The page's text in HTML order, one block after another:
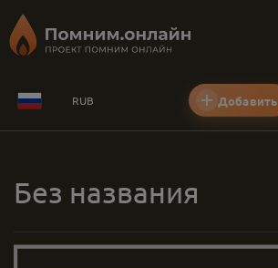
RUB Добавить
Без названия